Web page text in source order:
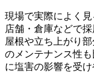
現場で実際によく
店舗・倉庫などで
屋根や立ち上がり
のメンテナンス性
に塩害の影響を受